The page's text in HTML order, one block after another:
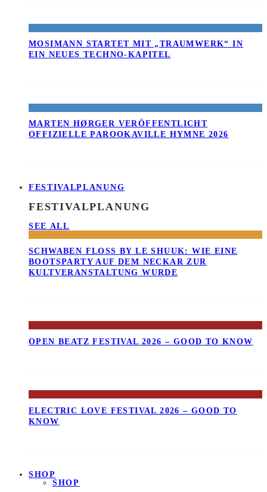
MOSIMANN STARTET MIT „TRAUMWERK“ IN
EIN NEUES TECHNO-KAPITEL
MARTEN HØRGER VERÖFFENTLICHT
OFFIZIELLE PAROOKAVILLE HYMNE 2026
FESTIVALPLANUNG
FESTIVALPLANUNG
SEE ALL
SCHWABEN FLOSS BY LE SHUUK: WIE EINE B
OOTSPARTY AUF DEM NECKAR ZUR K
ULTVERANSTALTUNG WURDE
OPEN BEATZ FESTIVAL 2026 – GOOD TO KNOW
ELECTRIC LOVE FESTIVAL 2026 – GOOD TO
KNOW
SHOP
SHOP